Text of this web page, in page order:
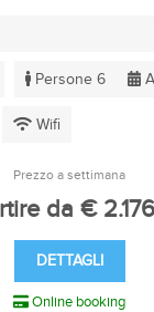
Persone 6
Wifi
Prezzo a settimana
da €
DETTAGLI
Online booking